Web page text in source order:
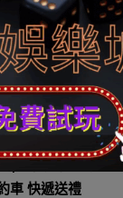
理學生不適》由河
：
shwx/
彩|揭秘送禮宴請新
車 快遞送禮